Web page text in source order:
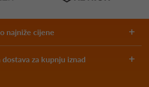
najniže cijene
dostava za kupnju iznad